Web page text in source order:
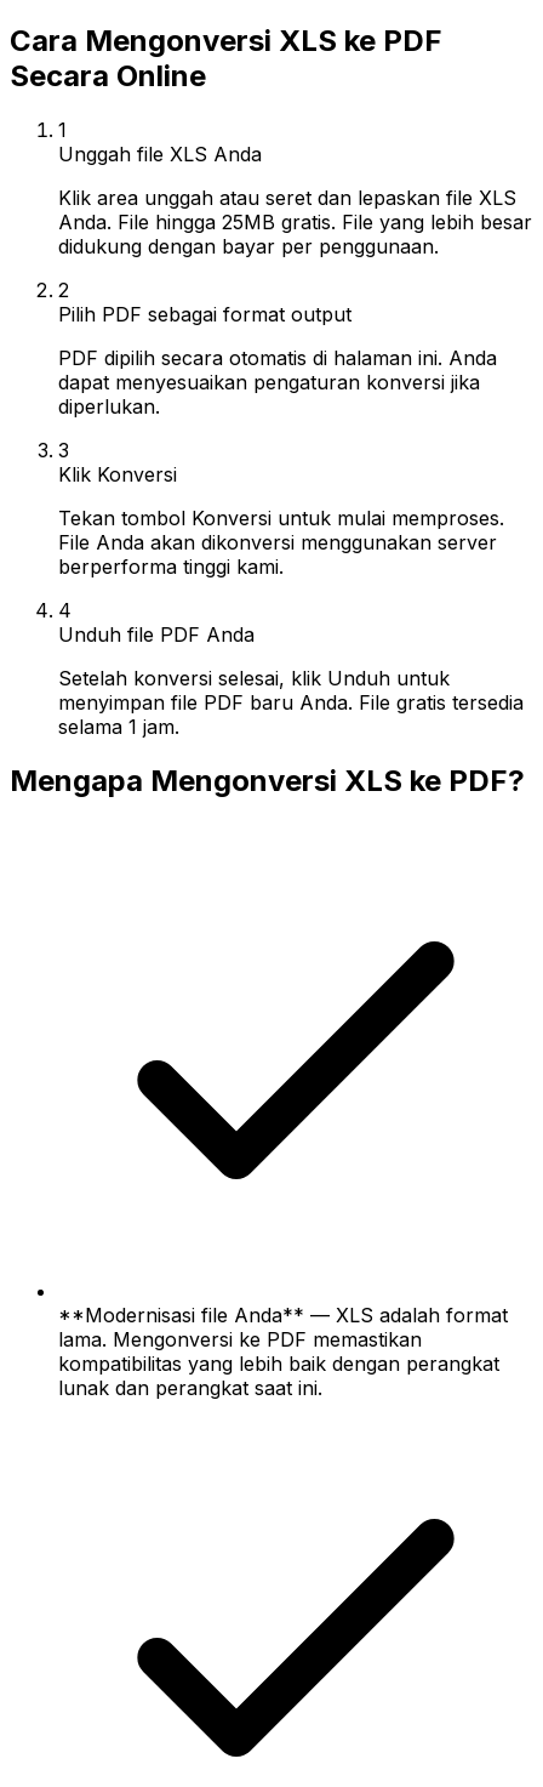
Cara Mengonversi XLS ke PDF
Secara Online
1
Unggah file XLS Anda
Klik area unggah atau seret dan lepaskan file XLS
Anda. File hingga 25MB gratis. File yang lebih besar
didukung dengan bayar per penggunaan.
2
Pilih PDF sebagai format output
PDF dipilih secara otomatis di halaman ini. Anda
dapat menyesuaikan pengaturan konversi jika
diperlukan.
3
Klik Konversi
Tekan tombol Konversi untuk mulai memproses.
File Anda akan dikonversi menggunakan server
berperforma tinggi kami.
4
Unduh file PDF Anda
Setelah konversi selesai, klik Unduh untuk
menyimpan file PDF baru Anda. File gratis tersedia
selama 1 jam.
Mengapa Mengonversi XLS ke PDF?
**Modernisasi file Anda** — XLS adalah format
lama. Mengonversi ke PDF memastikan
kompatibilitas yang lebih baik dengan perangkat
lunak dan perangkat saat ini.